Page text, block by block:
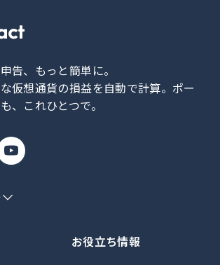
告、もっと簡単に。
仮想通貨の損益を自動で計算。 ポー
、これひとつで。
お役立ち情報